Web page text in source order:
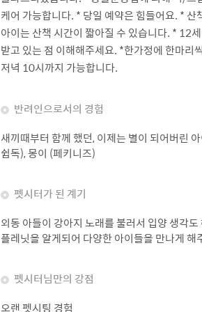
케어 가능합니다. * 당일 예약은 힘들어요. *
아이는 산책 시간이 짧아질 수 있습니다. * 12
받고 있는 점 이해해주세요. *한가정에 한마
저녁 10시까지 가능합니다.
반려인으로서의 경험
새끼때부터 함께 했던, 이제는 별이 되어버린
쉽독), 몽이 (페키니즈)
펫시터가 된 계기
외동 아들이 강아지 노래를 불러서 입양 생각
플레닛을 알게되어 다양한 아이들을 만나게
펫시터님만의 강점
오랜 펫시팅 경험